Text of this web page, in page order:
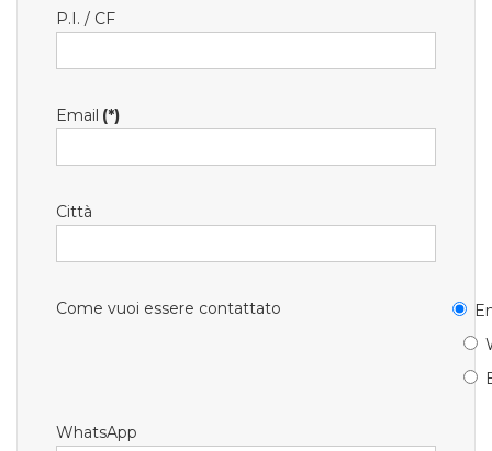
P.I. / CF
Email (*)
Città
Come vuoi essere contattato
WhatsApp